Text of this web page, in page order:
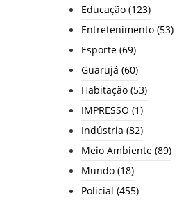
Educação (123)
Entretenimento (53)
Esporte (69)
Guarujá (60)
Habitação (53)
IMPRESSO (1)
Indústria (82)
Meio Ambiente (89)
Mundo (18)
Policial (455)